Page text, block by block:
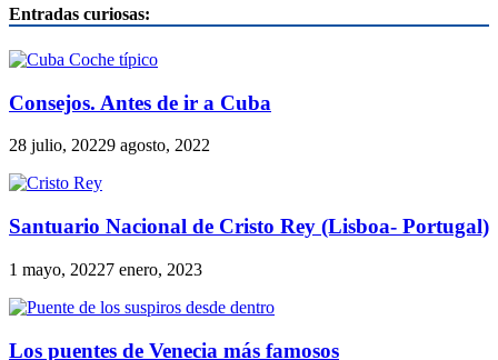
Entradas curiosas:
Consejos. Antes de ir a Cuba
28 julio, 20229 agosto, 2022
Santuario Nacional de Cristo Rey (Lisboa- Portugal)
1 mayo, 20227 enero, 2023
Los puentes de Venecia más famosos